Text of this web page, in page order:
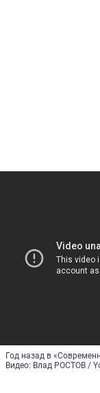
Год назад в
Видео: Влад РОСТОВ /